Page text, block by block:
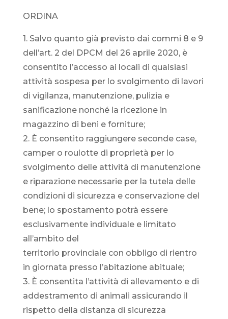
ORDINA
1. Salvo quanto già previsto dai commi 8 e 9
dell’art. 2 del DPCM del 26 aprile 2020, è
consentito l’accesso ai locali di qualsiasi
attività sospesa per lo svolgimento di lavori
di vigilanza, manutenzione, pulizia e
sanificazione nonché la ricezione in
magazzino di beni e forniture;
2. È consentito raggiungere seconde case,
camper o roulotte di proprietà per lo
svolgimento delle attività di manutenzione
e riparazione necessarie per la tutela delle
condizioni di sicurezza e conservazione del
bene; lo spostamento potrà essere
esclusivamente individuale e limitato
all’ambito del
territorio provinciale con obbligo di rientro
in giornata presso l’abitazione abituale;
3. È consentita l’attività di allevamento e di
addestramento di animali assicurando il
rispetto della distanza di sicurezza